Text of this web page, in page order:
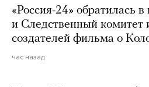
«Россия-24» обратилась в
и Следственный комитет
создателей фильма о
час назад